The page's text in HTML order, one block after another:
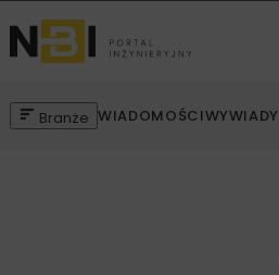
Branże WIADOMOŚCIWYWIADY